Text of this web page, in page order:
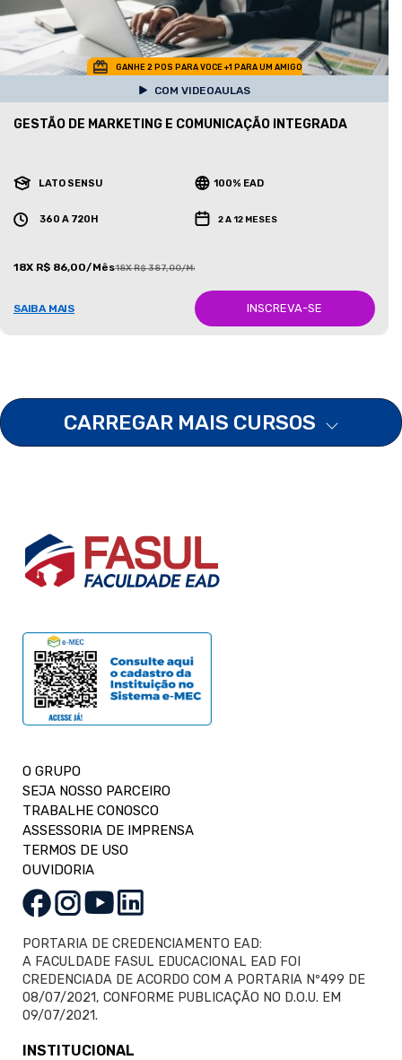
GANHE 2 POS PARA VOCE +1 PARA UM AMIGO
COM VIDEOAULAS
GESTÃO DE MARKETING E COMUNICAÇÃO INTEGRADA
LATO SENSU 100% EAD
360 A 720H 2 A 12 MESES
18X R$ 86,00/Mês18X R$ 387,00/Mês
SAIBA MAIS INSCREVA-SE
CARREGAR MAIS CURSOS
O GRUPO
SEJA NOSSO PARCEIRO
TRABALHE CONOSCO
ASSESSORIA DE IMPRENSA
TERMOS DE USO
OUVIDORIA
PORTARIA DE CREDENCIAMENTO EAD:
A FACULDADE FASUL EDUCACIONAL EAD FOI
CREDENCIADA DE ACORDO COM A PORTARIA Nº499 DE
08/07/2021, CONFORME PUBLICAÇÃO NO D.O.U. EM
09/07/2021.
INSTITUCIONAL